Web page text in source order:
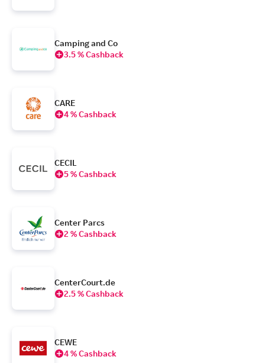
Camping and Co
3.5 % Cashback
CARE
4 % Cashback
CECIL
5 % Cashback
Center Parcs
2 % Cashback
CenterCourt.de
2.5 % Cashback
CEWE
4 % Cashback